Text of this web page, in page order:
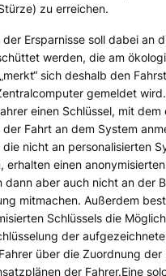
zu erreichen.
der Ersparnisse soll dabei an
werden, die am
sich deshalb den
gemeldet
einen Schlüssel, mit dem
der Fahrt an dem System
die nicht an personalisierten
erhalten einen
dann aber auch nicht an der
mitmachen. Außerdem
Schlüssels die
der
über die Zuordnung der
der Fahrer.Eine